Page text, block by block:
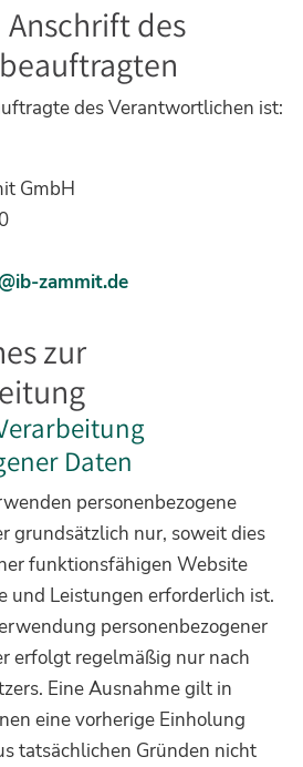
des
des Verantwortlichen ist:
GmbH
zammit.de
zur
Daten
personenbezogene
grundsätzlich nur, soweit dies
funktionsfähigen Website
und Leistungen erforderlich ist.
personenbezogener
erfolgt regelmäßig nur nach
Eine Ausnahme gilt in
eine vorherige Einholung
tatsächlichen Gründen nicht